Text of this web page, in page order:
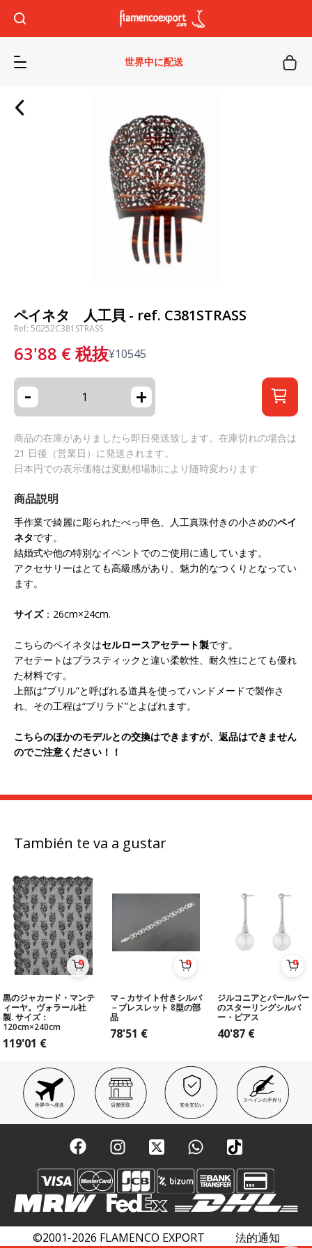
世界中に配送
ペイネタ 人工貝 - ref. C381STRASS
Ref: 50252C381STRASS
63'88 €税抜¥10545
- +
商品の在庫がありましたら即日発送致します。在庫切れの場合は
21 日後（営業日）に発送されます。
日本円での表示価格は変動相場制により随時変わります
商品説明
手作業で綺麗に彫られたべっ甲色、人工真珠付きの小さめのペイ
ネタです。
結婚式や他の特別なイベントでのご使用に適しています。
アクセサリーはとても高級感があり、魅力的なつくりとなってい
ます。
サイズ：26cm×24cm.
こちらのペイネタはセルロースアセテート製です。
アセテートはプラスティックと違い柔軟性、耐久性にとても優れ
た材料です。
上部は“ブリル”と呼ばれる道具を使ってハンドメードで製作さ
れ、その工程は“ブリラド”とよばれます。
こちらのほかのモデルとの交換はできますが、返品はできません
のでご注意ください！！
También te va a gustar
黒のジャカード・マンテ
ィーヤ。ヴォラール社
製. サイズ：
120cm×240cm
119'01 €
マ－カサイト付きシルバ
－ブレスレット 8型の部
品
78'51 €
ジルコニアとパールバー
のスターリングシルバ
ー・ピアス
40'87 €
世界中へ発送 店舗受取 安全支払い
スペインの手作り
©2001-2026 FLAMENCO EXPORT 法的通知